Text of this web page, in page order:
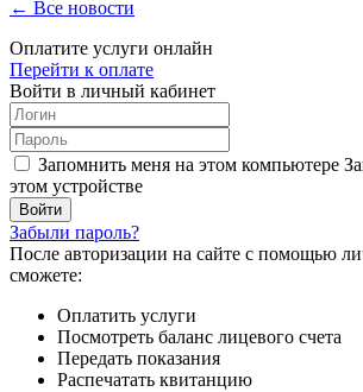
← Все новости
Оплатите услуги онлайн
Перейти к оплате
Войти в личный кабинет
Запомнить меня на этом компьютере
этом устройстве
Забыли пароль?
После авторизации на сайте с помощью
сможете:
Оплатить услуги
Посмотреть баланс лицевого счета
Передать показания
Распечатать квитанцию